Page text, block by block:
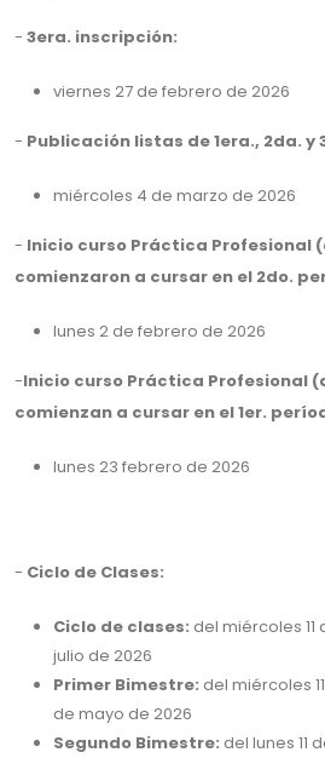
- 3era. inscripción:
viernes 27 de febrero de 2026
- Publicación listas de 1era., 2da. y
miércoles 4 de marzo de 2026
- Inicio curso Práctica Profesional
comienzaron a cursar en el 2do.
lunes 2 de febrero de 2026
-Inicio curso Práctica Profesional
comienzan a cursar en el 1er.
lunes 23 febrero de 2026
- Ciclo de Clases:
Ciclo de clases: del miércoles
julio de 2026
Primer Bimestre: del miércoles
de mayo de 2026
Segundo Bimestre: del lunes 11